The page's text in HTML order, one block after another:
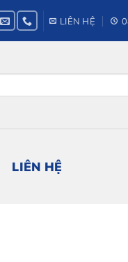
LIÊN HỆ
LIÊN HỆ